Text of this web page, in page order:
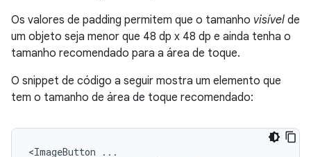
Os valores de padding permitem que o tamanho visível de
um objeto seja menor que 48 dp x 48 dp e ainda tenha o
tamanho recomendado para a área de toque.
O snippet de código a seguir mostra um elemento que
tem o tamanho de área de toque recomendado:
<ImageButton